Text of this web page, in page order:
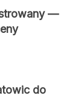
—
do